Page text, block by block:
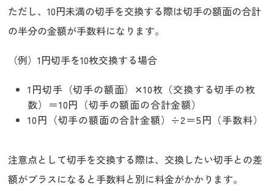
ただし、10円未満の切手を交換する際は切手の額面の合計
の半分の金額が手数料になります。
（例）1円切手を10枚交換する場合
1円切手（切手の額面）✕10枚（交換する切手の枚
数）＝10円（切手の額面の合計金額）
10円（切手の額面の合計金額）÷2＝5円（手数料）
注意点として切手を交換する際は、交換したい切手との差
額がプラスになると手数料と別に料金がかかります。